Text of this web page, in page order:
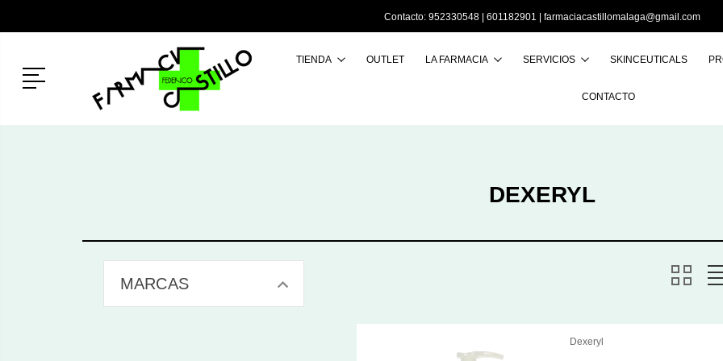
Contacto: 952330548 | 601182901 | farmaciacastillomalaga@gmail.com
Menú
TIENDA OUTLET LA FARMACIA SERVICIOS SKINCEUTICALS
CONTACTO
DEXERYL
MARCAS
Dexeryl